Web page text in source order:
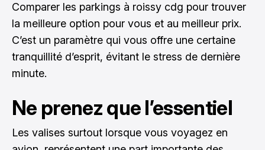
Comparer les parkings à roissy cdg pour trouver
la meilleure option pour vous et au meilleur prix.
C’est un paramètre qui vous offre une certaine
tranquillité d’esprit, évitant le stress de dernière
minute.
Ne prenez que l’essentiel
Les valises surtout lorsque vous voyagez en